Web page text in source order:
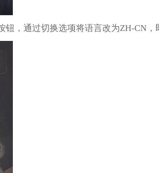
，通过切换选项将语言改为ZH-CN，